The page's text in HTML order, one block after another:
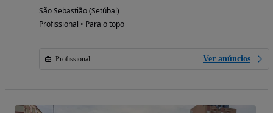
São Sebastião (Setúbal)
Profissional • Para o topo
Profissional Ver anúncios